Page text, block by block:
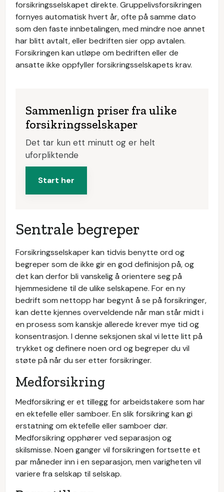
forsikringsselskapet direkte. Gruppelivsforsikringen
fornyes automatisk hvert år, ofte på samme dato
som den faste innbetalingen, med mindre noe annet
har blitt avtalt, eller bedriften sier opp avtalen.
Forsikringen kan utløpe om bedriften eller de
ansatte ikke oppfyller forsikringsselskapets krav.
Sammenlign priser fra ulike
forsikringsselskaper
Det tar kun ett minutt og er helt
uforpliktende
Start her
Sentrale begreper
Forsikringsselskaper kan tidvis benytte ord og
begreper som de ikke gir en god definisjon på, og
det kan derfor bli vanskelig å orientere seg på
hjemmesidene til de ulike selskapene. For en ny
bedrift som nettopp har begynt å se på forsikringer,
kan dette kjennes overveldende når man står midt i
en prosess som kanskje allerede krever mye tid og
konsentrasjon. I denne seksjonen skal vi lette litt på
trykket og definere noen ord og begreper du vil
støte på når du ser etter forsikringer.
Medforsikring
Medforsikring er et tillegg for arbeidstakere som har
en ektefelle eller samboer. En slik forsikring kan gi
erstatning om ektefelle eller samboer dør.
Medforsikring opphører ved separasjon og
skilsmisse. Noen ganger vil forsikringen fortsette et
par måneder inn i en separasjon, men varigheten vil
variere fra selskap til selskap.